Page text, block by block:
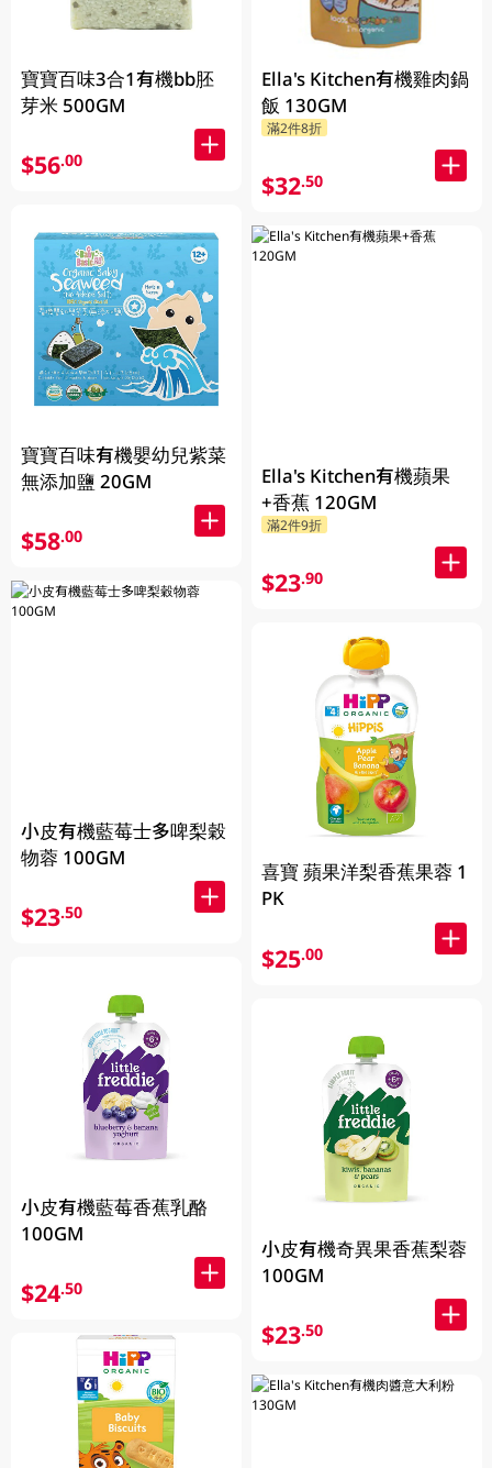
寶寶百味3合1有機bb胚
芽米 500GM
$56.00
寶寶百味有機嬰幼兒紫菜
無添加鹽 20GM
$58.00
小皮有機藍莓士多啤梨穀
物蓉 100GM
$23.50
小皮有機藍莓香蕉乳酪
100GM
$24.50
Ella's Kitchen有機雞肉鍋
飯 130GM
滿2件8折
$32.50
Ella's Kitchen有機蘋果
+香蕉 120GM
滿2件9折
$23.90
喜寶 蘋果洋梨香蕉果蓉 1
PK
$25.00
小皮有機奇異果香蕉梨蓉
100GM
$23.50